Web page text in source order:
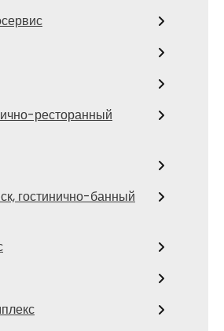
ресторанный
гостинично-банный